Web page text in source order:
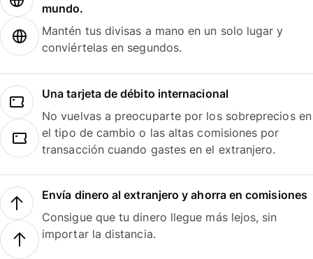
mundo.
Mantén tus divisas a mano en un solo lugar y
conviértelas en segundos.
Una tarjeta de débito internacional
No vuelvas a preocuparte por los sobreprecios en
el tipo de cambio o las altas comisiones por
transacción cuando gastes en el extranjero.
Envía dinero al extranjero y ahorra en comisiones
Consigue que tu dinero llegue más lejos, sin
importar la distancia.